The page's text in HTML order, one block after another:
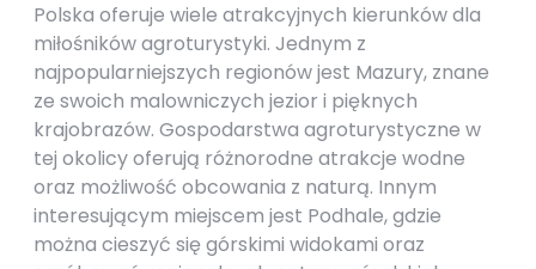
Polska oferuje wiele atrakcyjnych kierunków dla
miłośników agroturystyki. Jednym z
najpopularniejszych regionów jest Mazury, znane
ze swoich malowniczych jezior i pięknych
krajobrazów. Gospodarstwa agroturystyczne w
tej okolicy oferują różnorodne atrakcje wodne
oraz możliwość obcowania z naturą. Innym
interesującym miejscem jest Podhale, gdzie
można cieszyć się górskimi widokami oraz